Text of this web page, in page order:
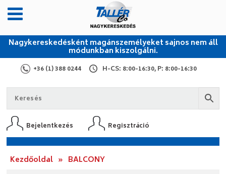
Nagykereskedésként magánszemélyeket sajnos nem áll
módunkban kiszolgálni.
+36 (1) 388 0244 H-CS: 8:00-16:30, P: 8:00-16:30
Bejelentkezés Regisztráció
Kezdőoldal » BALCONY